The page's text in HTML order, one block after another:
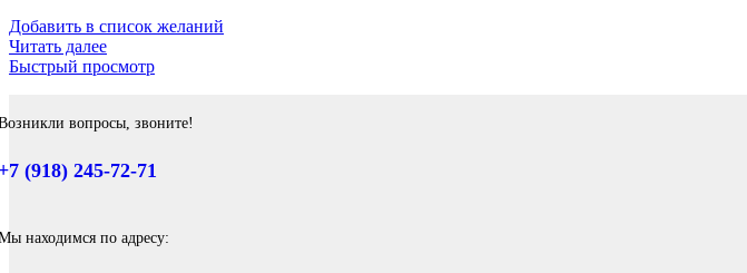
Добавить в список желаний
Читать далее
Быстрый просмотр
вопросы, звоните!
(918) 245-72-71
находимся по адресу: